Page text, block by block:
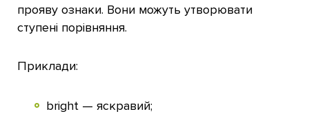
прояву ознаки. Вони можуть утворювати
ступені порівняння.
Приклади:
bright — яскравий;